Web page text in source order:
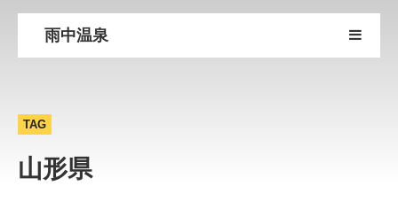
雨中温泉
TAG
山形県